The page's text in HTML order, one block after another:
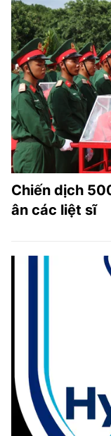
Chiến dịch
ân các liệt sĩ